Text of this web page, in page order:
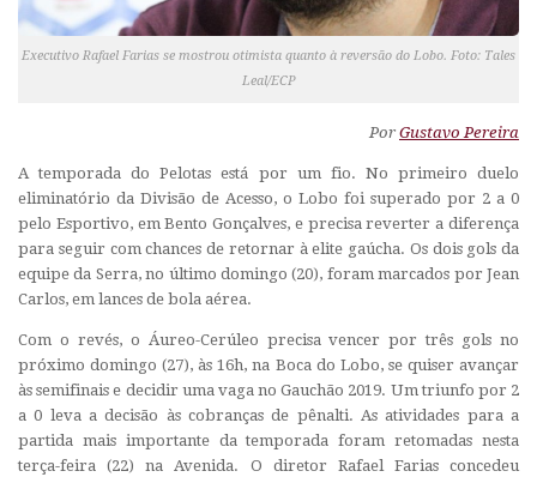
Executivo Rafael Farias se mostrou otimista quanto à reversão do Lobo. Foto: Tales
Leal/ECP
Por Gustavo Pereira
A temporada do Pelotas está por um fio. No primeiro duelo
eliminatório da Divisão de Acesso, o Lobo foi superado por 2 a 0
pelo Esportivo, em Bento Gonçalves, e precisa reverter a diferença
para seguir com chances de retornar à elite gaúcha. Os dois gols da
equipe da Serra, no último domingo (20), foram marcados por Jean
Carlos, em lances de bola aérea.
Com o revés, o Áureo-Cerúleo precisa vencer por três gols no
próximo domingo (27), às 16h, na Boca do Lobo, se quiser avançar
às semifinais e decidir uma vaga no Gauchão 2019. Um triunfo por 2
a 0 leva a decisão às cobranças de pênalti. As atividades para a
partida mais importante da temporada foram retomadas nesta
terça-feira (22) na Avenida. O diretor Rafael Farias concedeu